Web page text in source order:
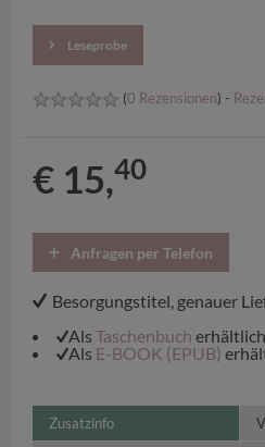
Leseprobe
(0 Rezensionen) -
€ 15,40
Anfragen per Telefon
Besorgungstitel, genauer
Als Taschenbuch erhältlich
Als E-BOOK (EPUB)
Zusatzinfo